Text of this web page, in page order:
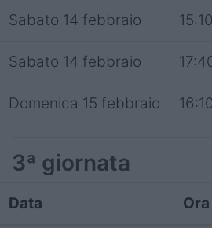
Sabato 14 febbraio 15:10
Sabato 14 febbraio
Domenica 15 febbraio 16:10
3ª giornata
Data Ora